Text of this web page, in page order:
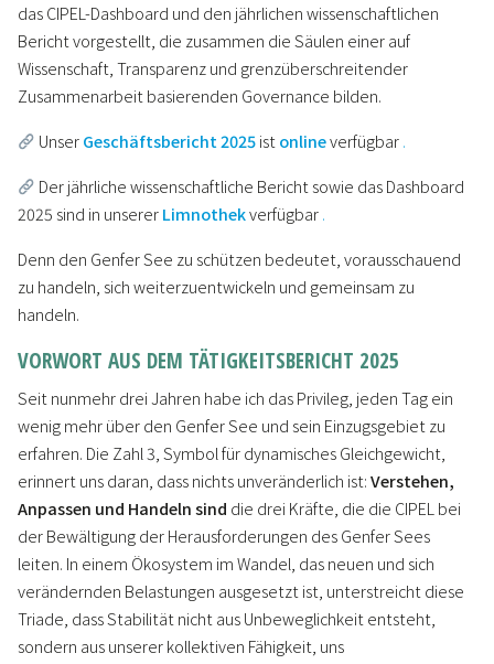
das CIPEL-Dashboard und den jährlichen wissenschaftlichen
Bericht vorgestellt, die zusammen die Säulen einer auf
Wissenschaft, Transparenz und grenzüberschreitender
Zusammenarbeit basierenden Governance bilden.
UnserGeschäftsbericht 2025istonlineverfügbar.
Der jährliche wissenschaftliche Bericht sowie das Dashboard
2025 sind in unsererLimnothekverfügbar.
Denn den Genfer See zu schützen bedeutet, vorausschauend
zu handeln, sich weiterzuentwickeln und gemeinsam zu
handeln.
VORWORT AUS DEM TÄTIGKEITSBERICHT 2025
Seit nunmehr drei Jahren habe ich das Privileg, jeden Tag ein
wenig mehr über den Genfer See und sein Einzugsgebiet zu
erfahren. Die Zahl 3, Symbol für dynamisches Gleichgewicht,
erinnert uns daran, dass nichts unveränderlich ist:Verstehen,
Anpassen und Handeln sind die drei Kräfte, die die CIPEL bei
der Bewältigung der Herausforderungen des Genfer Sees
leiten. In einem Ökosystem im Wandel, das neuen und sich
verändernden Belastungen ausgesetzt ist, unterstreicht diese
Triade, dass Stabilität nicht aus Unbeweglichkeit entsteht,
sondern aus unserer kollektiven Fähigkeit, uns